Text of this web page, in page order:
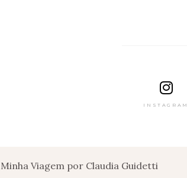
INSTAGRAM
Viagem por Claudia Guidetti